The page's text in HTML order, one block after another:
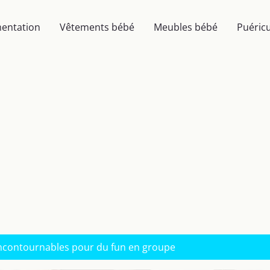
Vêtements bébé Meubles bébé
pour du fun en groupe